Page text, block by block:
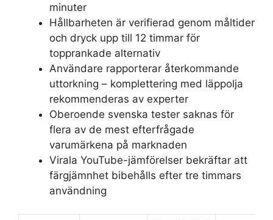
minuter
Hållbarheten är verifierad genom måltider
och dryck upp till 12 timmar för
topprankade alternativ
Användare rapporterar återkommande
uttorkning – komplettering med läppolja
rekommenderas av experter
Oberoende svenska tester saknas för
flera av de mest efterfrågade
varumärkena på marknaden
Virala YouTube-jämförelser bekräftar att
färgjämnhet bibehålls efter tre timmars
användning